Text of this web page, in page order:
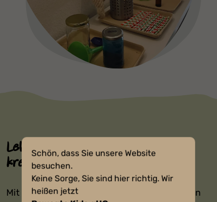
Lebenspraktisches Lernen &
kreative Entfaltung
Mit „echten Materialien“ zum Spielen, Basteln
Schön, dass Sie unsere Website
besuchen.
Keine Sorge, Sie sind hier richtig. Wir
heißen jetzt